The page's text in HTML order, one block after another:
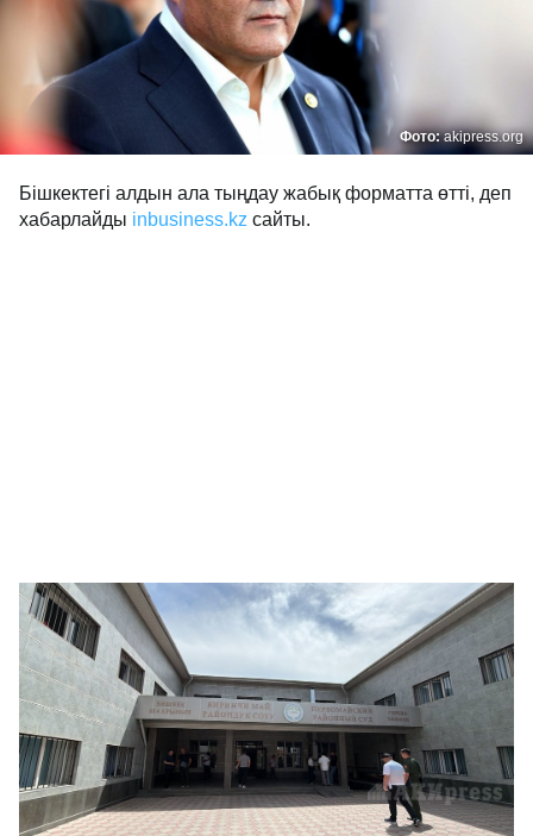
Фото:akipress.org
Бішкектегі алдын ала тыңдау жабық форматта өтті, деп
хабарлайды inbusiness.kz сайты.